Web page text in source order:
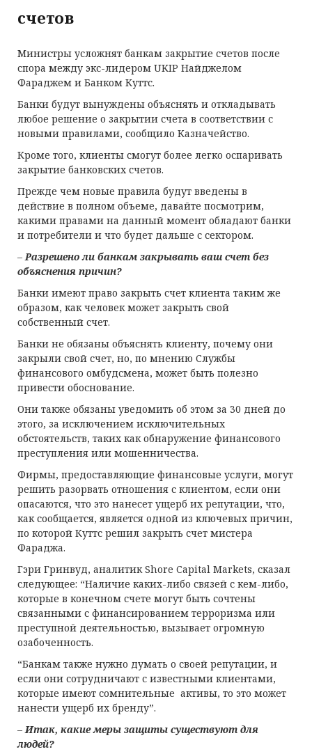
счетов
Министры усложнят банкам закрытие счетов после
спора между экс-лидером UKIP Найджелом
Фараджем и Банком Куттс.
Банки будут вынуждены объяснять и откладывать
любое решение о закрытии счета в соответствии с
новыми правилами, сообщило Казначейство.
Кроме того, клиенты смогут более легко оспаривать
закрытие банковских счетов.
Прежде чем новые правила будут введены в
действие в полном объеме, давайте посмотрим,
какими правами на данный момент обладают банки
и потребители и что будет дальше с сектором.
–Разрешено ли банкам закрывать ваш счет без
объяснения причин?
Банки имеют право закрыть счет клиента таким же
образом, как человек может закрыть свой
собственный счет.
Банки не обязаны объяснять клиенту, почему они
закрыли свой счет, но, по мнению Службы
финансового омбудсмена, может быть полезно
привести обоснование.
Они также обязаны уведомить об этом за 30 дней до
этого, за исключением исключительных
обстоятельств, таких как обнаружение финансового
преступления или мошенничества.
Фирмы, предоставляющие финансовые услуги, могут
решить разорвать отношения с клиентом, если они
опасаются, что это нанесет ущерб их репутации, что,
как сообщается, является одной из ключевых причин,
по которой Куттс решил закрыть счет мистера
Фараджа.
Гэри Гринвуд, аналитик Shore Capital Markets, сказал
следующее: “Наличие каких-либо связей с кем-либо,
которые в конечном счете могут быть сочтены
связанными с финансированием терроризма или
преступной деятельностью, вызывает огромную
озабоченность.
“Банкам также нужно думать о своей репутации, и
если они сотрудничают с известными клиентами,
которые имеют сомнительные активы, то это может
нанести ущерб их бренду”.
–Итак, какие меры защиты существуют для
людей?